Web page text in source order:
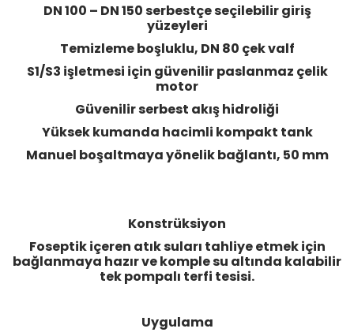
DN 100 – DN 150 serbestçe seçilebilir giriş
yüzeyleri
Temizleme boşluklu, DN 80 çek valf
S1/S3 işletmesi için güvenilir paslanmaz çelik
motor
Güvenilir serbest akış hidroliği
Yüksek kumanda hacimli kompakt tank
Manuel boşaltmaya yönelik bağlantı, 50 mm
Konstrüksiyon
Foseptik içeren atık suları tahliye etmek için
bağlanmaya hazır ve komple su altında kalabilir
tek pompalı terfi tesisi.
Uygulama